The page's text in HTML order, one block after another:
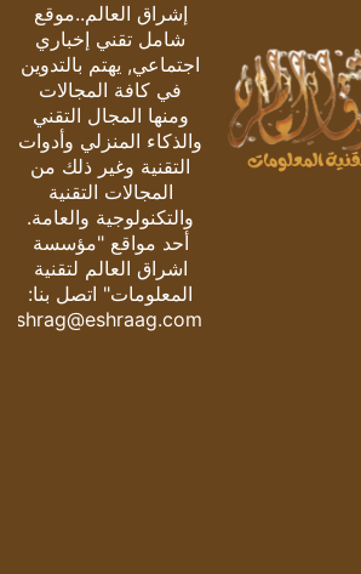
إشراق العالم..موقع
شامل تقني إخباري
اجتماعي, يهتم بالتدوين
في كافة المجالات
ومنها المجال التقني
والذكاء المنزلي وأدوات
التقنية وغير ذلك من
المجالات التقنية
والتكنولوجية والعامة.
أحد مواقع "مؤسسة
اشراق العالم لتقنية
المعلومات" اتصل بنا:
eshrag@eshraag.com